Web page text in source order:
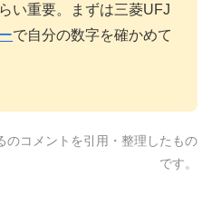
い重要。まずは三菱UFJ
で自分の数字を確かめて
コメントを引用・整理したもの
です。